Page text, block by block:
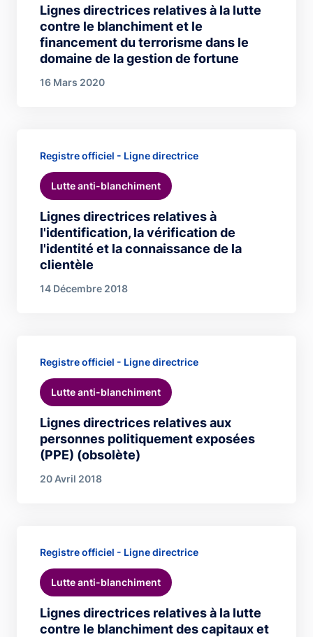
Lignes directrices relatives à la lutte
contre le blanchiment et le
financement du terrorisme dans le
domaine de la gestion de fortune
16 Mars 2020
Lignes directrices relatives à
l'identification, la vérification de
l'identité et la connaissance de la
clientèle
Registre officiel - Ligne directrice
Lutte anti-blanchiment
14 Décembre 2018
Lignes directrices relatives aux
personnes politiquement exposées
(PPE) (obsolète)
Registre officiel - Ligne directrice
Lutte anti-blanchiment
20 Avril 2018
Lignes directrices relatives à la lutte
contre le blanchiment des capitaux et
Registre officiel - Ligne directrice
Lutte anti-blanchiment